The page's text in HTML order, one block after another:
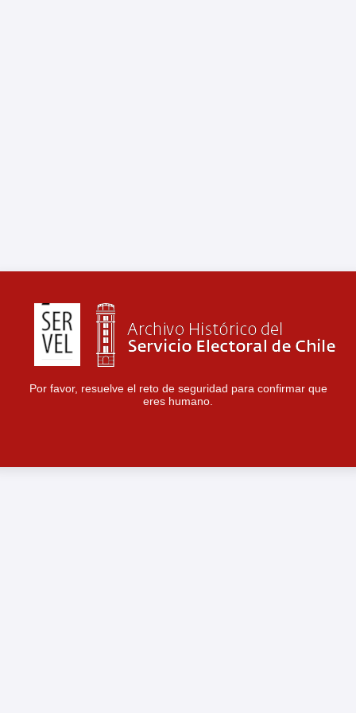
Por favor, resuelve el reto de seguridad para confirmar que
eres humano.